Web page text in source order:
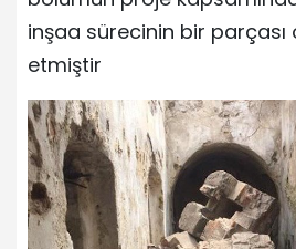
inşaa sürecinin bir
etmiştir